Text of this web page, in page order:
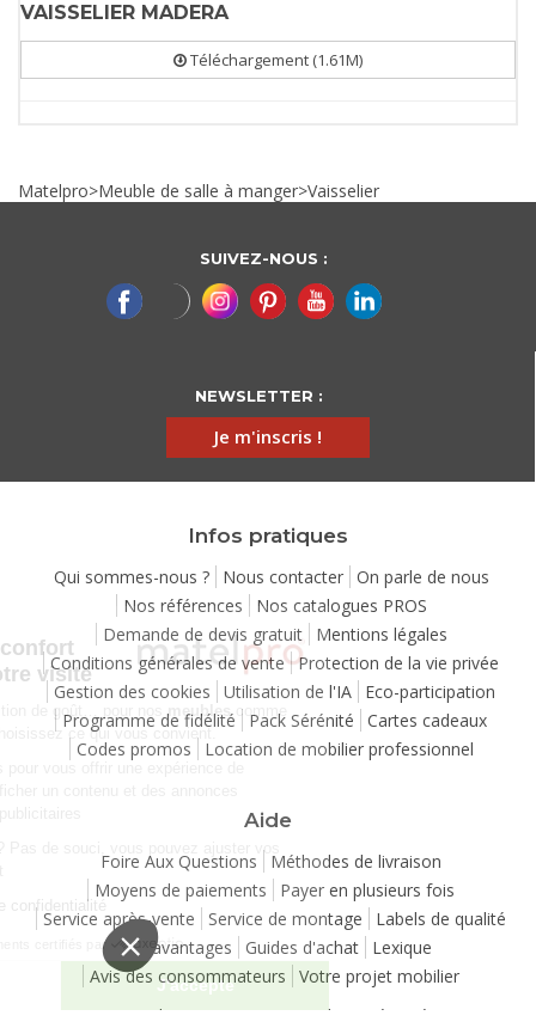
VAISSELIER MADERA
Téléchargement (1.61M)
Matelpro>Meuble de salle à manger>Vaisselier
SUIVEZ-NOUS :
NEWSLETTER :
Je m'inscris !
Infos pratiques
Qui sommes-nous ? Nous contacter
On parle de nous
Nos références
Nos catalogues PROS
Demande de devis gratuit
Mentions légales
Conditions générales de vente Protection de la vie privée
Gestion des cookies
Utilisation de l'IA
Eco-participation
Programme de fidélité
Pack Sérénité
Cartes cadeaux
Codes promos
Location de mobilier professionnel
Aide
Foire Aux Questions
Méthodes de livraison
Moyens de paiements
Payer en plusieurs fois
Service après-vente
Service de montage
Labels de qualité
Vos avantages
Guides d'achat
Lexique
Avis des consommateurs
Votre projet mobilier
Copyright 2007-2026 - Tous droits réservés
Continuer sans accepter
Chez Matelpro, le confort
commence dès votre visite
confort , c'est une question de goût… pour nosmeubles
comme
pour nos cookies ! Vous choisissez ce qui vous convient.
personnalisées à des fins publicitaires
Besoin de changer d’avis ? Pas de souci, vous pouvez ajuster vos
préférences à tout moment
Consulter notre politique de confidentialité
Consentements certifiés par
Je choisis J'accepte